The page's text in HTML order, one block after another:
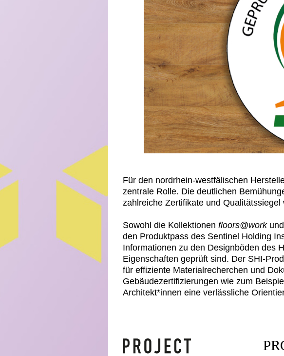
Für den nordrhein-westfälischen
zentrale Rolle. Die deutlichen
zahlreiche Zertifikate und
Sowohl die Kollektionen floors@workund
den Produktpass des Sentinel Holding
Informationen zu den Designböden des
Eigenschaften geprüft sind. Der SHI-
für effiziente Materialrecherchen und
Gebäudezertifizierungen wie zum
Architekt*innen eine verlässliche